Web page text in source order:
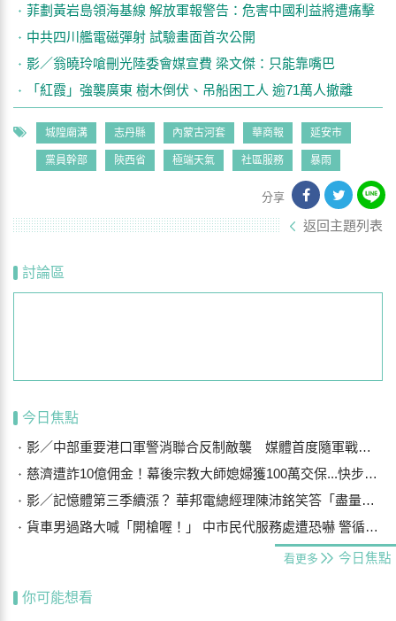
菲劃黃岩島領海基線 解放軍報警告：危害中國利益將遭痛擊
中共四川艦電磁彈射 試驗畫面首次公開
影／翁曉玲嗆刪光陸委會媒宣費 梁文傑：只能靠嘴巴
「紅霞」強襲廣東 樹木倒伏、吊船困工人 逾71萬人撤離
城隍廟溝 志丹縣 內蒙古河套 華商報 延安市
黨員幹部 陝西省 極端天氣 社區服務 暴雨
分享
返回主題列表
討論區
今日焦點
影／中部重要港口軍警消聯合反制敵襲 媒體首度隨軍戰鬥演練
慈濟遭詐10億佣金！幕後宗教大師媳婦獲100萬交保...快步奔離不發一語
影／記憶體第三季續漲？ 華邦電總經理陳沛銘笑答「盡量不要漲太多」
貨車男過路大喊「開槍喔！」 中市民代服務處遭恐嚇 警循線追緝
看更多 今日焦點
你可能想看